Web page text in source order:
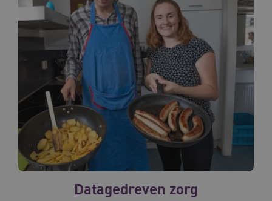
Datagedreven zorg